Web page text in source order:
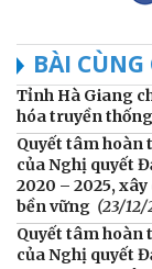
BÀI
Tỉnh Hà Giang
hóa truyền thống
Quyết tâm hoàn
của Nghị quyết
2020 – 2025,
bền vững (23/12/
Quyết tâm hoàn
của Nghị quyết